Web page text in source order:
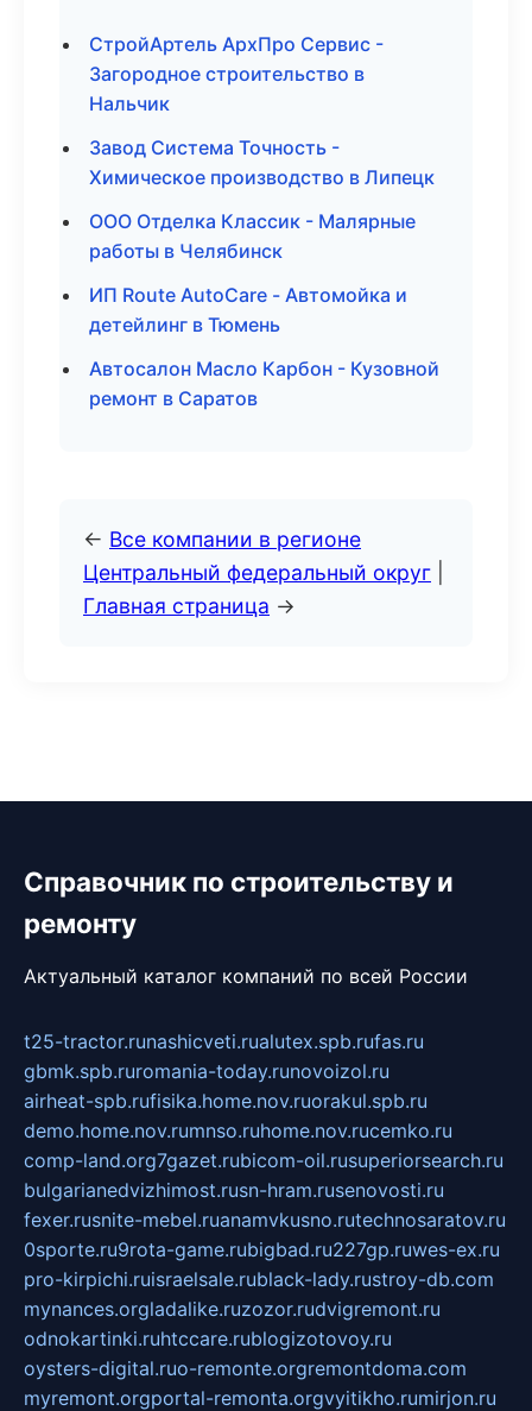
СтройАртель АрхПро Сервис -
Загородное строительство в
Нальчик
Завод Система Точность -
Химическое производство в Липецк
ООО Отделка Классик - Малярные
работы в Челябинск
ИП Route AutoCare - Автомойка и
детейлинг в Тюмень
Автосалон Масло Карбон - Кузовной
ремонт в Саратов
← Все компании в регионе
Центральный федеральный округ
Главная страница →
Справочник по строительству и
ремонту
Актуальный каталог компаний по всей России
t25-tractor.runashicveti.rualutex.spb.rufas.ru
gbmk.spb.ruromania-today.runovoizol.ru
airheat-spb.rufisika.home.nov.ruorakul.spb.ru
demo.home.nov.rumnso.ruhome.nov.rucemko.ru
comp-land.org7gazet.rubicom-oil.rusuperiorsearch.ru
bulgarianedvizhimost.rusn-hram.rusenovosti.ru
fexer.rusnite-mebel.ruanamvkusno.rutechnosaratov.ru
0sporte.ru9rota-game.rubigbad.ru227gp.ruwes-ex.ru
pro-kirpichi.ruisraelsale.rublack-lady.rustroy-db.com
mynances.orgladalike.ruzozor.rudvigremont.ru
odnokartinki.ruhtccare.rublogizotovoy.ru
oysters-digital.ruo-remonte.orgremontdoma.com
myremont.orgportal-remonta.orgvyitikho.rumirjon.ru